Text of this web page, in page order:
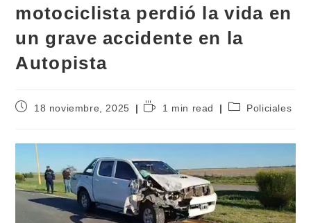
motociclista perdió la vida en
un grave accidente en la
Autopista
18 noviembre, 2025 1 min read Policiales